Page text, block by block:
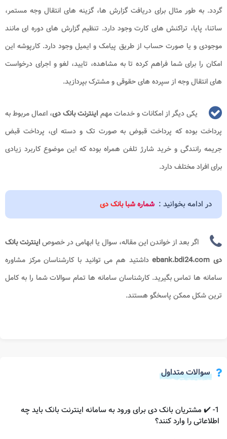
گردد. به طور مثال برای دریافت گزارش ‌ها، گزینه های انتقال وجه مستمر،
ساتنا، پایا، تراکنش ‌های کارت وجود دارد. تنظیم گزارش ‌های دوره ‌ای مانند
موجودی و یا صورت حساب از طریق پیامک و ایمیل وجود دارد. کارپوشه این
امکان را برای شما فراهم کرده تا به مشاهده، تایید، لغو و اجرای درخواست
‌های انتقال وجه از سپرده‌ های حقوقی و مشترک بپردازید.
یکی دیگر از امکانات و خدمات مهم اینترنت بانک دی، اعمال مربوط به
پرداخت بوده که پرداخت قبوض به صورت تک و دسته ‌ای، پرداخت قبض
جریمه رانندگی و خرید شارژ تلفن همراه بوده که این موضوع کاربرد زیادی
برای افراد مختلف دارد.
در ادامه بخوانید : شماره شبا بانک دی
اگر بعد از خواندن این مقاله، سوال یا ابهامی در خصوصاینترنت بانک
دی ebank.bdi24.com
داشتید هم می توانید با کارشناسان مرکز مشاوره
سامانه ها تماس بگیرید. کارشناسان سامانه ها تمام سوالات شما را به کامل
ترین شکل ممکن پاسخگو هستند.
سوالات متداول
1- ✔️ مشتریان بانک دی برای ورود به سامانه اینترنت بانک باید چه
اطلاعاتی را وارد کنند؟